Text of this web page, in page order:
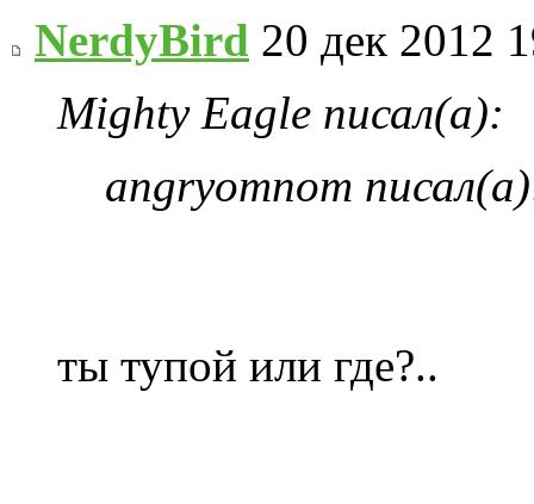
NerdyBird 20 дек 2012
Mighty Eagle писал(а):
angryomnom
ты тупой или где?..